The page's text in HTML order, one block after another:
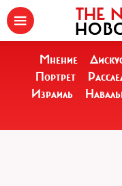
THE
Мнение
Портрет
Израиль